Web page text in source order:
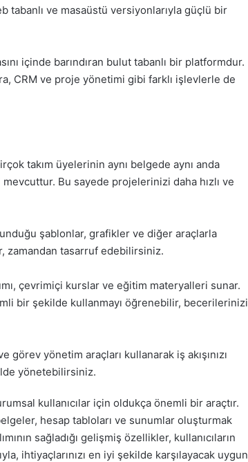
ve masaüstü versiyonlarıyla güçlü bir
içinde barındıran bulut tabanlı bir platformdur.
CRM ve proje yönetimi gibi farklı işlevlerle de
takım üyelerinin aynı belgede aynı anda
Bu sayede projelerinizi daha hızlı ve
şablonlar, grafikler ve diğer araçlarla
zamandan tasarruf edebilirsiniz.
çevrimiçi kurslar ve eğitim materyalleri sunar.
bir şekilde kullanmayı öğrenebilir, becerilerinizi
görev yönetim araçları kullanarak iş akışınızı
yönetebilirsiniz.
kullanıcılar için oldukça önemli bir araçtır.
hesap tabloları ve sunumlar oluşturmak
sağladığı gelişmiş özellikler, kullanıcıların
ihtiyaçlarınızı en iyi şekilde karşılayacak uygun